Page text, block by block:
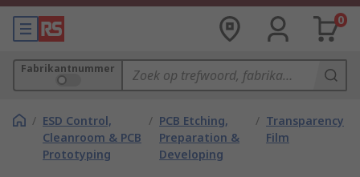
0
Fabrikantnummer
/ ESD Control,
Cleanroom & PCB
Prototyping
/ PCB Etching,
Preparation &
Developing
/ Transparency
Film